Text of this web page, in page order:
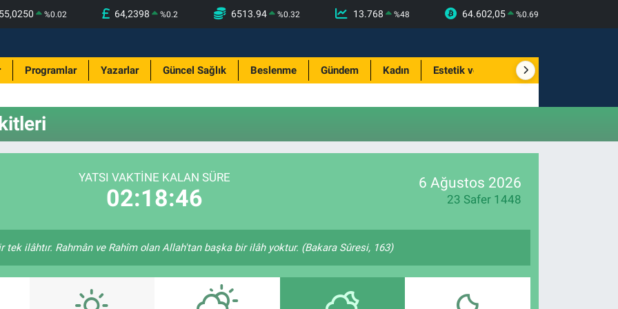
55,0250 %0.02 64,2398 %0.2 6513.94 %0.32 13.768 %48 64.602,05 %0.69
Programlar Yazarlar Güncel Sağlık Beslenme Gündem Kadın Estetik ve Güzellik
YATSI VAKTINE KALAN SÜRE
02:18:46
6 Ağustos 2026
23 Safer 1448
tek ilâhtır. Rahmân ve Rahîm olan Allah'tan başka bir ilâh yoktur. (Bakara Sûresi, 163)